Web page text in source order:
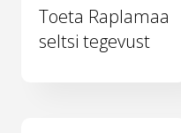
Toeta Raplamaa
seltsi tegevust